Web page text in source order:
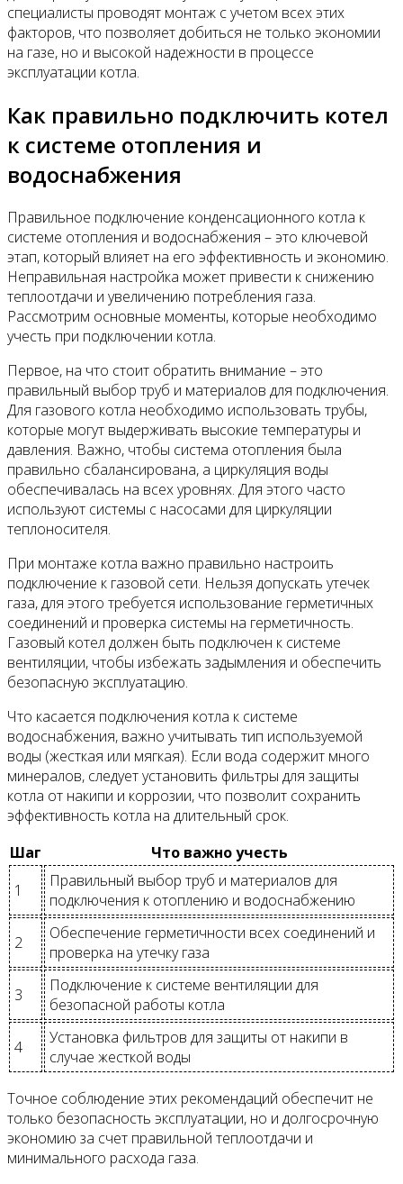
специалисты проводят монтаж с учетом всех этих
факторов, что позволяет добиться не только экономии
на газе, но и высокой надежности в процессе
эксплуатации котла.
Как правильно подключить котел
к системе отопления и
водоснабжения
Правильное подключение конденсационного котла к
системе отопления и водоснабжения – это ключевой
этап, который влияет на его эффективность и экономию.
Неправильная настройка может привести к снижению
теплоотдачи и увеличению потребления газа.
Рассмотрим основные моменты, которые необходимо
учесть при подключении котла.
Первое, на что стоит обратить внимание – это
правильный выбор труб и материалов для подключения.
Для газового котла необходимо использовать трубы,
которые могут выдерживать высокие температуры и
давления. Важно, чтобы система отопления была
правильно сбалансирована, а циркуляция воды
обеспечивалась на всех уровнях. Для этого часто
используют системы с насосами для циркуляции
теплоносителя.
При монтаже котла важно правильно настроить
подключение к газовой сети. Нельзя допускать утечек
газа, для этого требуется использование герметичных
соединений и проверка системы на герметичность.
Газовый котел должен быть подключен к системе
вентиляции, чтобы избежать задымления и обеспечить
безопасную эксплуатацию.
Что касается подключения котла к системе
водоснабжения, важно учитывать тип используемой
воды (жесткая или мягкая). Если вода содержит много
минералов, следует установить фильтры для защиты
котла от накипи и коррозии, что позволит сохранить
эффективность котла на длительный срок.
Шаг
Что важно учесть
1
Правильный выбор труб и материалов для
подключения к отоплению и водоснабжению
2
Обеспечение герметичности всех соединений и
проверка на утечку газа
3
Подключение к системе вентиляции для
безопасной работы котла
4
Установка фильтров для защиты от накипи в
случае жесткой воды
Точное соблюдение этих рекомендаций обеспечит не
только безопасность эксплуатации, но и долгосрочную
экономию за счет правильной теплоотдачи и
минимального расхода газа.